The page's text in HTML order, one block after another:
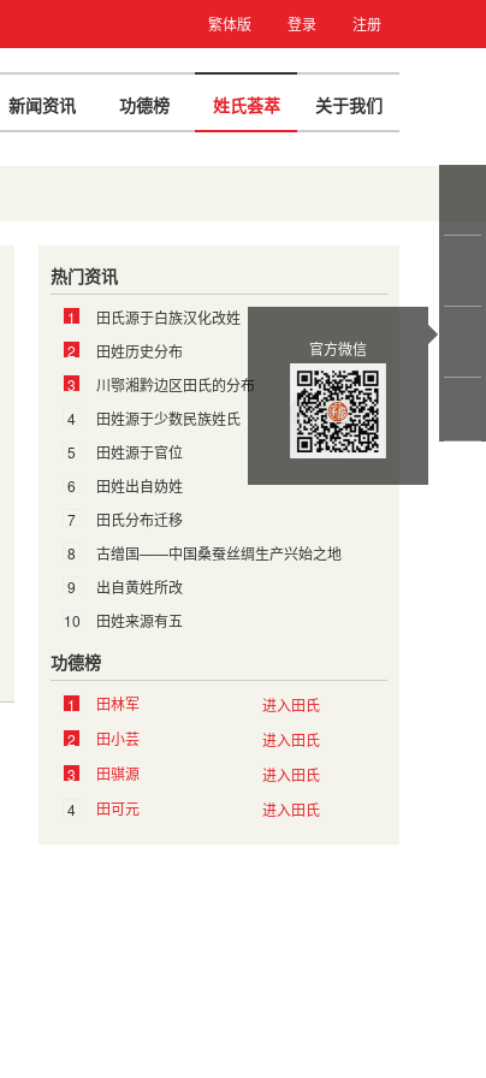
繁体版 登录 注册
新闻资讯 功德榜 姓氏荟萃 关于我们
热门资讯
1
田氏源于白族汉化改姓
2
田姓历史分布
3
川鄂湘黔边区田氏的分布
4
田姓源于少数民族姓氏
5
田姓源于官位
6
田姓出自妫姓
7
田氏分布迁移
8
古缯国——中国桑蚕丝绸生产兴始之地
9
出自黄姓所改
10
田姓来源有五
功德榜
1 田林军
进入田氏
2
田小芸
进入田氏
3
田骐源
进入田氏
4
田可元 进入田氏
官方微信